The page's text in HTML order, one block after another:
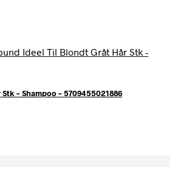
– Shampoo – 5709455021886